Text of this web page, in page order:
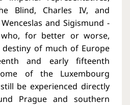
Blind, Charles IV, and
and Sigismund -
for better or worse,
of much of Europe
and early fifteenth
of the Luxembourg
be experienced directly
Prague and southern